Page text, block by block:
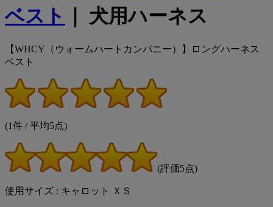
ベスト
｜ 犬用ハーネス
【WHCY（ウォームハートカンパニー）】ロングハーネス
ベスト
(1件 / 平均5点)
(評価5点)
使用サイズ : キャロット ＸＳ